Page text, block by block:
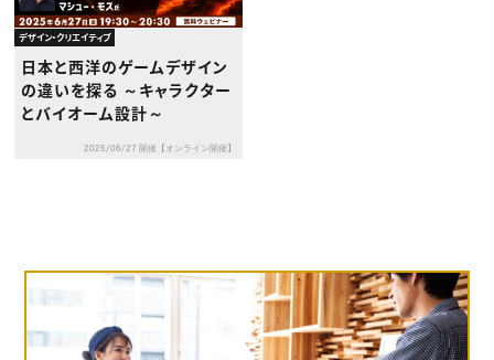
デザイン・クリエイティブ
日本と西洋のゲームデザイン
の違いを探る ～キャラクター
とバイオーム設計～
2025/06/27 開催【オンライン開催】